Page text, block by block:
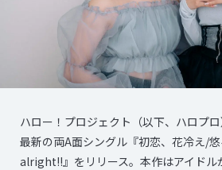
ハロー！プロジェクト（以下、ハロプロ
最新の両A面シングル『初恋、花冷え/
alright!!』をリリース。本作はアイドル